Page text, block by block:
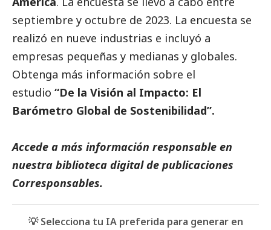
septiembre y octubre de 2023. La encuesta se
realizó en nueve industrias e incluyó a
empresas pequeñas y medianas y globales.
Obtenga más información sobre el
estudio “De la Visión al Impacto: El
Barómetro Global de Sostenibilidad”.
Accede a más información responsable en
nuestra biblioteca digital de publicaciones
Corresponsables.
💡 Selecciona tu IA preferida para generar en